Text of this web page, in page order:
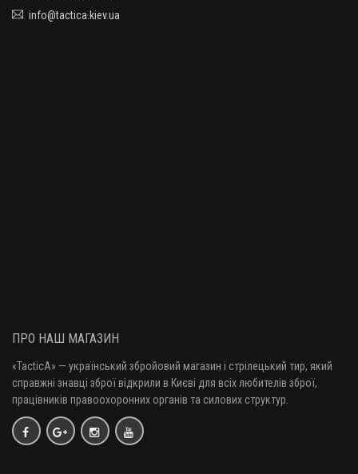
info@tactica.kiev.ua
ПРО НАШ МАГАЗИН
«TacticA» — український збройовий магазин і стрілецький тир, який
справжні знавці зброї відкрили в Києві для всіх любителів зброї,
працівників правоохоронних органів та силових структур.